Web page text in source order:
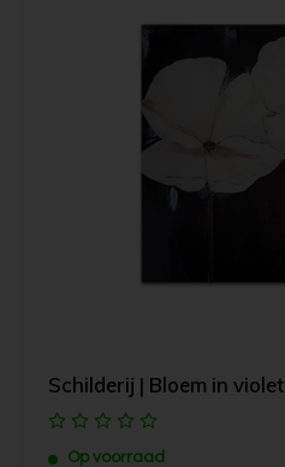
Schilderij | Bloem in violet
Op voorraad